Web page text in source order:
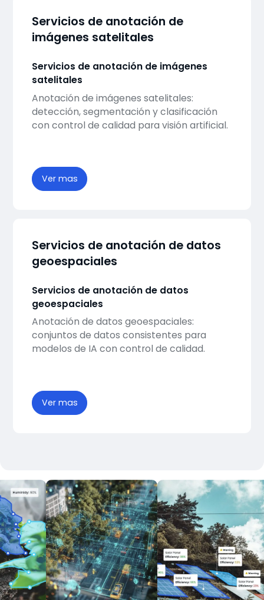
Servicios de anotación de
imágenes satelitales
Servicios de anotación de imágenes
satelitales
Anotación de imágenes satelitales:
detección, segmentación y clasificación
con control de calidad para visión artificial.
Ver mas
Servicios de anotación de datos
geoespaciales
Servicios de anotación de datos
geoespaciales
Anotación de datos geoespaciales:
conjuntos de datos consistentes para
modelos de IA con control de calidad.
Ver mas